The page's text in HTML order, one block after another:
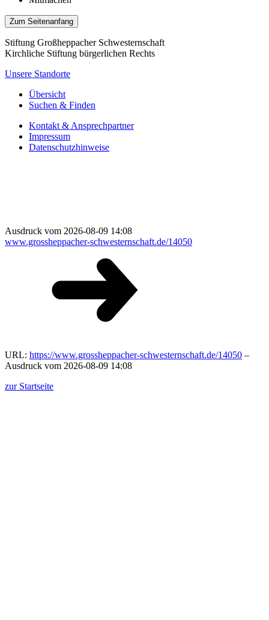
Zum Seitenanfang
Stiftung Großheppacher Schwesternschaft
Kirchliche Stiftung bürgerlichen Rechts
Unsere Standorte
Übersicht
Suchen & Finden
Kontakt & Ansprechpartner
Impressum
Datenschutzhinweise
Ausdruck vom 2026-08-09 14:08
www.grossheppacher-schwesternschaft.de/14050
URL: https://www.grossheppacher-schwesternschaft.de/14050 –
Ausdruck vom 2026-08-09 14:08
zur Startseite